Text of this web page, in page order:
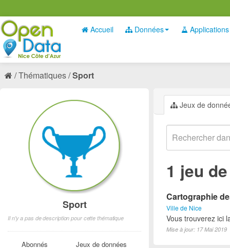
Accueil Données Applications
Thématiques Sport
Jeux de
1 jeu
Cartographie
Ville de Nice
Vous trouverez ici
Mise à jour: 17 Mai 2019
Sport
Il n'y a pas de description pour cette thématique
Abonnés Jeux de données